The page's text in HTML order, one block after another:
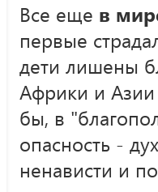
Все еще в
первые
дети лишены
Африки и Азии
бы, в
опасность -
ненависти и